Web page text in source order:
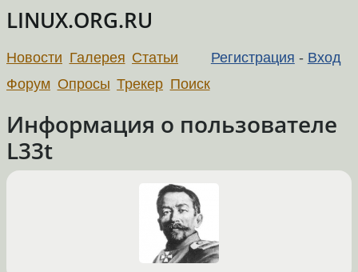
LINUX.ORG.RU
Регистрация - Вход
Новости Галерея Статьи
Форум Опросы Трекер Поиск
Информация о пользователе
L33t